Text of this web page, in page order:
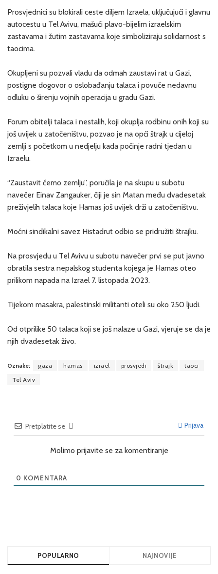
Prosvjednici su blokirali ceste diljem Izraela, uključujući i glavnu
autocestu u Tel Avivu, mašući plavo-bijelim izraelskim
zastavama i žutim zastavama koje simboliziraju solidarnost s
taocima.
Okupljeni su pozvali vladu da odmah zaustavi rat u Gazi,
postigne dogovor o oslobađanju talaca i povuče nedavnu
odluku o širenju vojnih operacija u gradu Gazi.
Forum obitelji talaca i nestalih, koji okuplja rodbinu onih koji su
još uvijek u zatočeništvu, pozvao je na opći štrajk u cijeloj
zemlji s početkom u nedjelju kada počinje radni tjedan u
Izraelu.
“Zaustavit ćemo zemlju”, poručila je na skupu u subotu
navečer Einav Zangauker, čiji je sin Matan među dvadesetak
preživjelih talaca koje Hamas još uvijek drži u zatočeništvu.
Moćni sindikalni savez Histadrut odbio se pridružiti štrajku.
Na prosvjedu u Tel Avivu u subotu navečer prvi se put javno
obratila sestra nepalskog studenta kojega je Hamas oteo
prilikom napada na Izrael 7. listopada 2023.
Tijekom masakra, palestinski militanti oteli su oko 250 ljudi.
Od otprilike 50 talaca koji se još nalaze u Gazi, vjeruje se da je
njih dvadesetak živo.
Oznake: gaza hamas izrael prosvjedi štrajk
taoci
Tel Aviv
Pretplatite se Prijava
Molimo prijavite se za komentiranje
0 KOMENTARA
POPULARNO NAJNOVIJE